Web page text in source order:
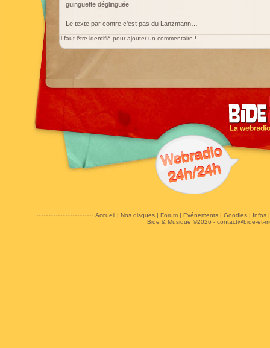
guinguette déglinguée.
Le texte par contre c'est pas du Lanzmann…
Il faut être identifié pour ajouter un commentaire !
Accueil| Nos disques| Forum| Evénements| Goodies| Infos
Bide & Musique ©2026 - contact@bide-et-